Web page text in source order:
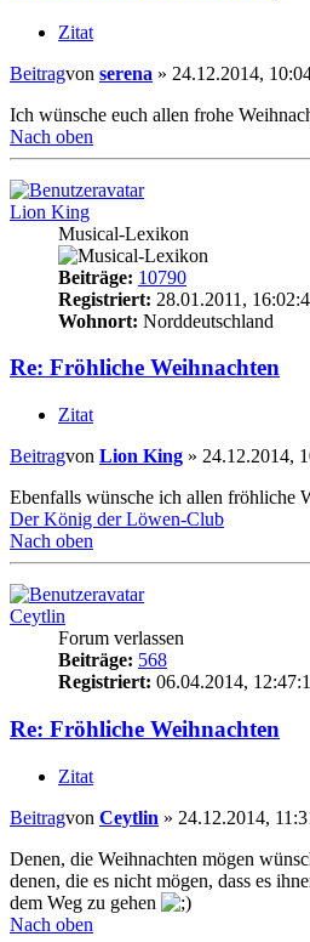
Zitat
Beitragvon serena » 24.12.2014,
Ich wünsche euch allen frohe
Nach oben
Lion King
Musical-Lexikon
Beiträge: 10790
Registriert: 28.01.2011,
Wohnort: Norddeutschland
Re: Fröhliche Weihnachten
Zitat
Beitragvon Lion King » 24.12.2014,
Ebenfalls wünsche ich allen fröhliche
Der König der Löwen-Club
Nach oben
Ceytlin
Forum verlassen
Beiträge: 568
Registriert: 06.04.2014,
Re: Fröhliche Weihnachten
Zitat
Beitragvon Ceytlin » 24.12.2014,
Denen, die Weihnachten mögen
denen, die es nicht mögen, dass es
dem Weg zu gehen
Nach oben